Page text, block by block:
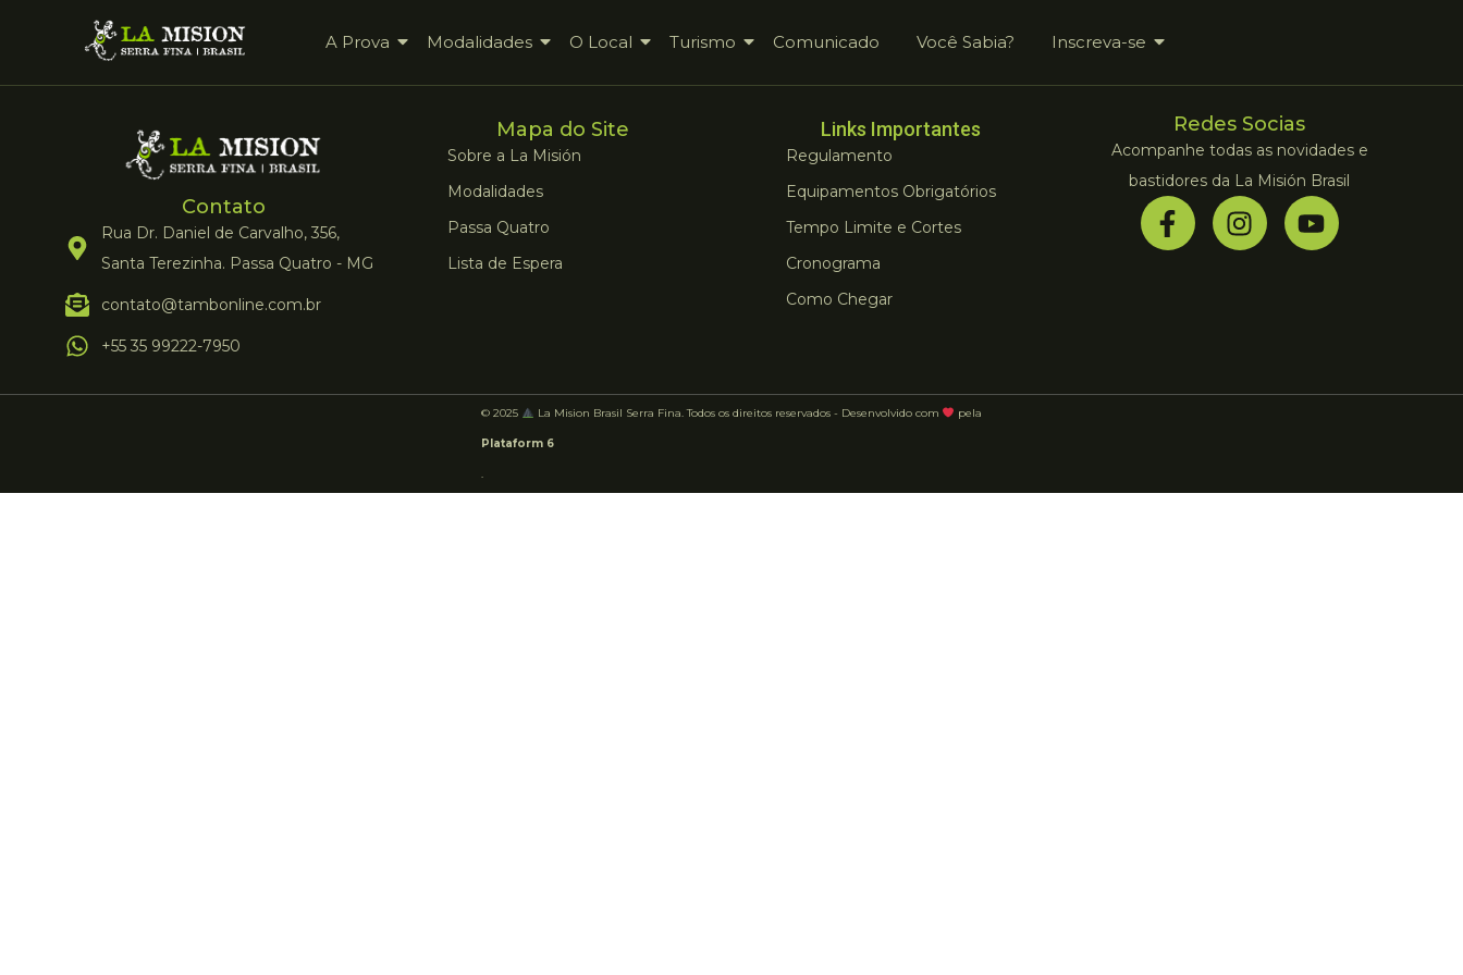
A Prova Modalidades O Local Turismo Comunicado Você Sabia? Inscreva-se
Contato
Rua Dr. Daniel de Carvalho, 356,
Santa Terezinha. Passa Quatro - MG
contato@tambonline.com.br
+55 35 99222-7950
Mapa do Site
Sobre a La Misión
Modalidades
Passa Quatro
Lista de Espera
Links Importantes
Regulamento
Equipamentos Obrigatórios
Tempo Limite e Cortes
Cronograma
Como Chegar
Redes Socias
Acompanhe todas as novidades e
bastidores da La Misión Brasil
© 2025 La Mision Brasil Serra Fina. Todos os direitos reservados - Desenvolvido com pela
Plataform 6
.